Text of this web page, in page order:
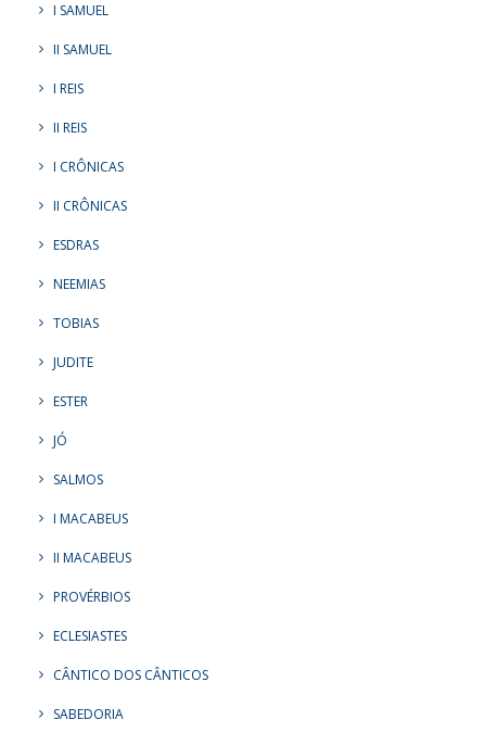
I SAMUEL
II SAMUEL
I REIS
II REIS
I CRÔNICAS
II CRÔNICAS
ESDRAS
NEEMIAS
TOBIAS
JUDITE
ESTER
JÓ
SALMOS
I MACABEUS
II MACABEUS
PROVÉRBIOS
ECLESIASTES
CÂNTICO DOS CÂNTICOS
SABEDORIA